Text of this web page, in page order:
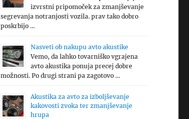
izvrstni pripomoček za zmanjševanje
segrevanja notranjosti vozila. prav tako dobro
poskrbijo …
Nasveti ob nakupu avto akustike
Vemo, da lahko tovarniško vgrajena
avto akustika ponuja precej dobre
možnosti. Po drugi strani pa zagotovo …
Akustika za avto za izboljševanje
kakovosti zvoka ter zmanjševanje
hrupa